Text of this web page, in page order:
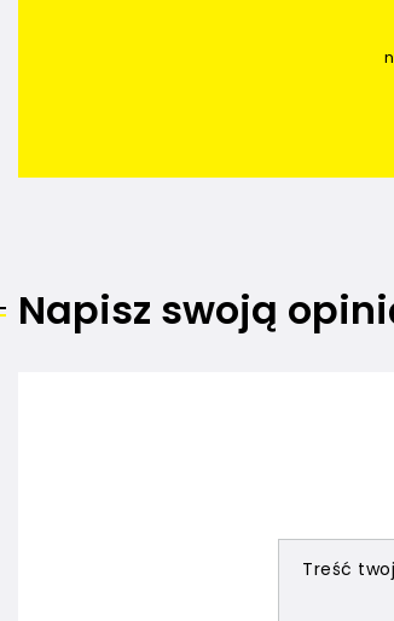
Napisz swoją
Treść